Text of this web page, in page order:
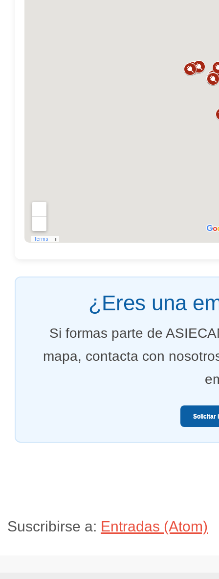
¿Eres una
Si formas parte de
mapa, contacta con
Solicitar
Suscribirse a: Entradas (Atom)